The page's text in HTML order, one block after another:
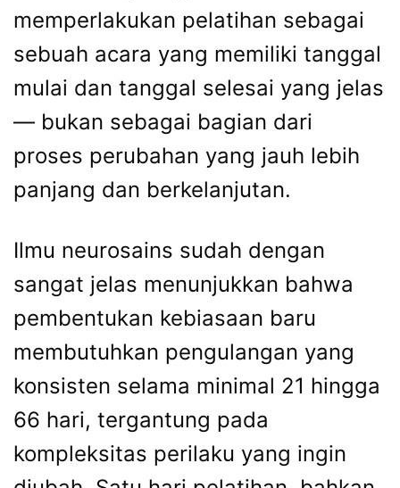
memperlakukan pelatihan sebagai
sebuah acara yang memiliki tanggal
mulai dan tanggal selesai yang jelas
— bukan sebagai bagian dari
proses perubahan yang jauh lebih
panjang dan berkelanjutan.
Ilmu neurosains sudah dengan
sangat jelas menunjukkan bahwa
pembentukan kebiasaan baru
membutuhkan pengulangan yang
konsisten selama minimal 21 hingga
66 hari, tergantung pada
kompleksitas perilaku yang ingin